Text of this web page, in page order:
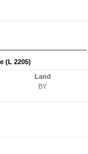
(L 2205)
Land
BY